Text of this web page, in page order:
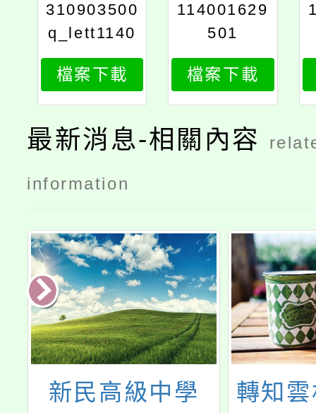
310903500
q_lett1140
016295s_p
rint
檔案下載
114001629
501
檔案下載
最新消息-相關內容
information
轉知雲林縣立蔦
本校